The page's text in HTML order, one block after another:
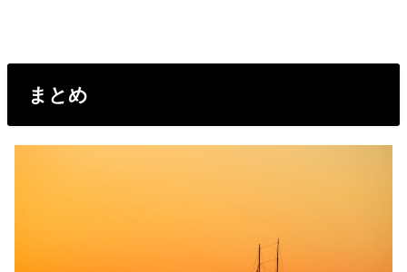
まとめ